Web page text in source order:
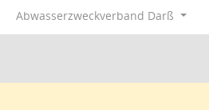
Abwasserzweckverband Darß